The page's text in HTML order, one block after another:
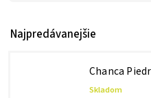
Najpredávanejšie
Chanca
Skladom